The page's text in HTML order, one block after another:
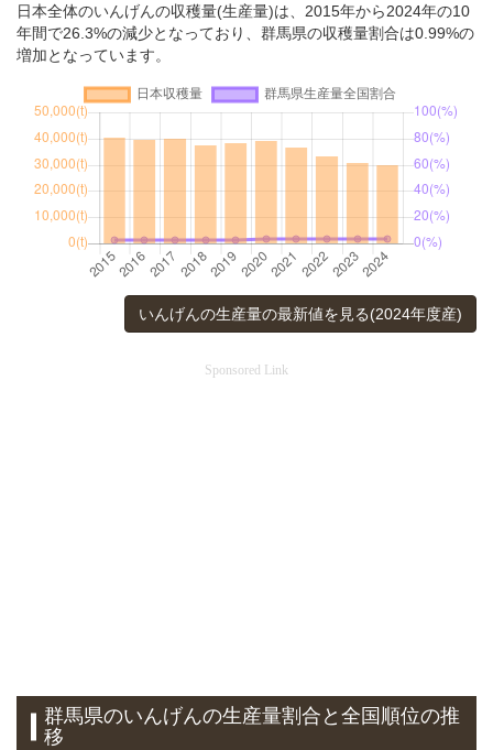
日本全体のいんげんの収穫量(生産量)は、2015年から2024年の10
年間で26.3%の減少となっており、群馬県の収穫量割合は0.99%の
増加となっています。
いんげんの生産量の最新値を見る(2024年度産)
Sponsored Link
群馬県のいんげんの生産量割合と全国順位の推
移